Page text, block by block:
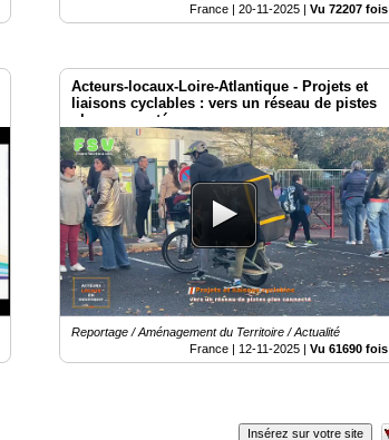
France | 20-11-2025| Vu 72207 fois
Acteurs-locaux-Loire-Atlantique - Projets et
liaisons cyclables : vers un réseau de pistes
plus connecté
Reportage / Aménagement du Territoire / Actualité
France | 12-11-2025| Vu 61690 fois
Insérez sur votre site